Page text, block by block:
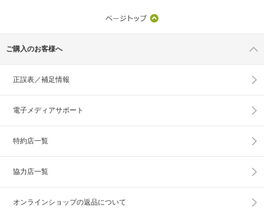
ご購入のお客様へ
正誤表／補足情報
電子メディアサポート
特約店一覧
協力店一覧
オンラインショップの返品について